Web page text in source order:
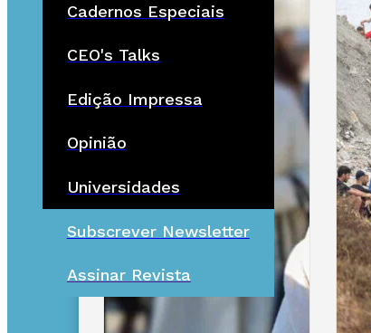
Cadernos Especiais
CEO's Talks
Edição Impressa
Opinião
Universidades
Subscrever Newsletter
Assinar Revista